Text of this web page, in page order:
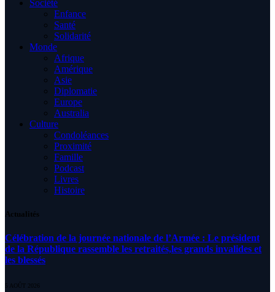
Société
Enfance
Santé
Solidarité
Monde
Afrique
Amérique
Asie
Diplomatie
Europe
Australia
Culture
Condoléances
Proximité
Famille
Podcast
Livres
Histoire
Actualités
Célébration de la journée nationale de l’Armée : Le président
de la République rassemble les retraités,les grands invalides et
les blessés
5 AOÛT 2026